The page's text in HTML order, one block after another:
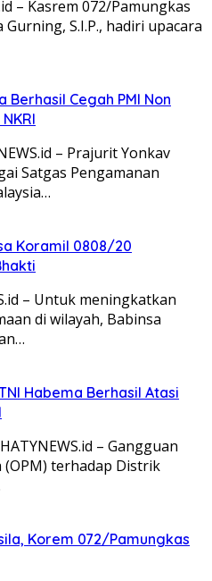
– Kasrem 072/Pamungkas
S.I.P., hadiri upacara
Berhasil Cegah PMI Non
– Prajurit Yonkav
Satgas Pengamanan
Koramil 0808/20
– Untuk meningkatkan
di wilayah, Babinsa
Habema Berhasil Atasi
– Gangguan
terhadap Distrik
Korem 072/Pamungkas